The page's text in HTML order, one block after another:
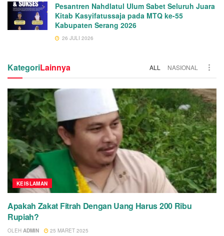
Pesantren Nahdlatul Ulum Sabet Seluruh Juara
Kitab Kasyifatussaja pada MTQ ke-55
Kabupaten Serang 2026
26 JULI 2026
KategoriLainnya ALL NASIONAL
KEISLAMAN
Apakah Zakat Fitrah Dengan Uang Harus 200 Ribu
Rupiah?
OLEH ADMIN 25 MARET 2025